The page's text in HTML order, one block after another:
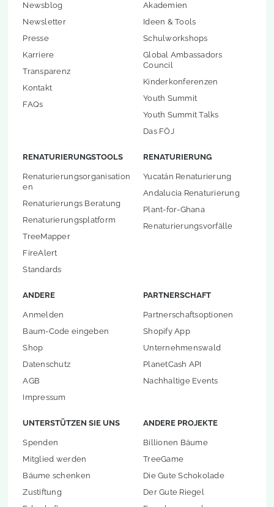
Newsblog
Newsletter
Presse
Karriere
Transparenz
Kontakt
FAQs
Akademien
Ideen & Tools
Schulworkshops
Global Ambassadors
Council
Kinderkonferenzen
Youth Summit
Youth Summit Talks
Das FÖJ
RENATURIERUNGSTOOLS
Renaturierungsorganisation
en
Renaturierungs Beratung
Renaturierungsplatform
TreeMapper
FireAlert
Standards
RENATURIERUNG
Yucatán Renaturierung
Andalucia Renaturierung
Plant-for-Ghana
Renaturierungsvorfälle
ANDERE
Anmelden
Baum-Code eingeben
Shop
Datenschutz
AGB
Impressum
PARTNERSCHAFT
Partnerschaftsoptionen
Shopify App
Unternehmenswald
PlanetCash API
Nachhaltige Events
UNTERSTÜTZEN SIE UNS
Spenden
Mitglied werden
Bäume schenken
Zustiftung
ANDERE PROJEKTE
Billionen Bäume
TreeGame
Die Gute Schokolade
Der Gute Riegel